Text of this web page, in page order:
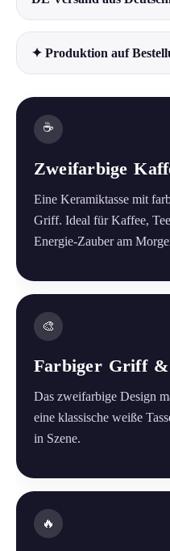
✦ Produktion auf
☕
Zweifarbige
Eine Keramiktasse mit
Griff. Ideal für Kaffee,
Energie-Zauber am
🎨
Farbiger Griff &
Das zweifarbige Design
eine klassische weiße
in Szene.
🔥